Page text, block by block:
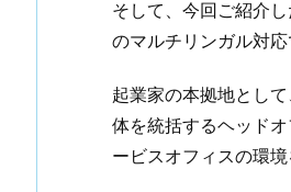
そして、今回ご紹介
のマルチリンガル対応
起業家の本拠地とし
体を統括するヘッド
ービスオフィスの環境